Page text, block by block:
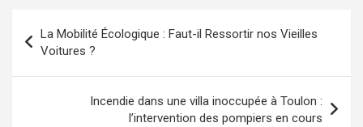
Navigation
de
l’article
La Mobilité Écologique : Faut-il Ressortir nos Vieilles
Voitures ?
Incendie dans une villa inoccupée à Toulon :
l’intervention des pompiers en cours